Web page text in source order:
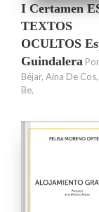
I Certamen
TEXTOS
OCULTOS
Guindalera
Béjar, Aina De
Be,